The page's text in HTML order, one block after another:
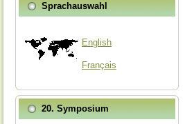
Sprachauswahl
English
Français
20. Symposium